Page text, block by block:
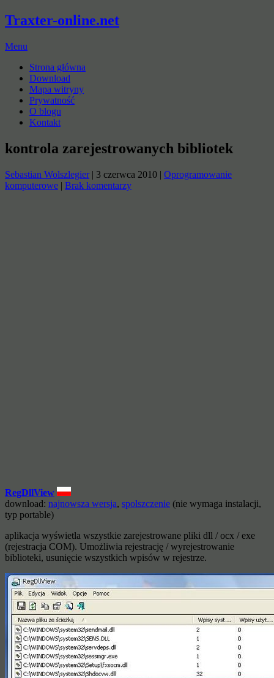
Traxter-online.net
Menu
Strona główna
Download
Mapa witryny
Prywatność
O blogu
Kontakt
kontrola zarejestrowanych bibliotek
Sebastian Wolszlegier| 3 czerwca 2010 | Oprogramowanie
komputerowe | Brak komentarzy
RegDllView
download: najnowsza wersja, spolszczenie (nie wymaga instalacji,
typ portable)
aplikacja wyświetla wszystkie zarejestrowane pliki dll / ocx / exe
(rejestracja COM). Umożliwia rejestrację / wyrejestrowanie
biblioteki, usunięcie wszystkich wpisów w rejestrze.